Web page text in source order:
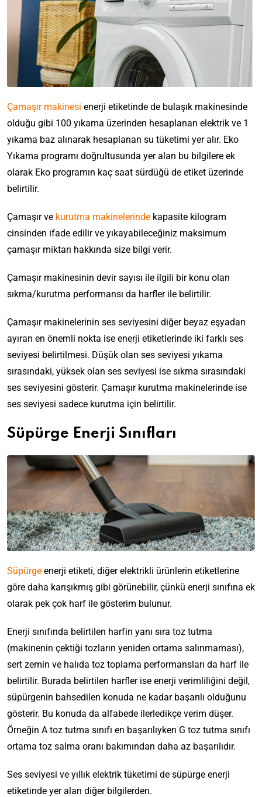
Çamaşır makinesi enerji etiketinde de bulaşık makinesinde
olduğu gibi 100 yıkama üzerinden hesaplanan elektrik ve 1
yıkama baz alınarak hesaplanan su tüketimi yer alır. Eko
Yıkama programı doğrultusunda yer alan bu bilgilere ek
olarak Eko programın kaç saat sürdüğü de etiket üzerinde
belirtilir.
Çamaşır ve kurutma makinelerinde kapasite kilogram
cinsinden ifade edilir ve yıkayabileceğiniz maksimum
çamaşır miktarı hakkında size bilgi verir.
Çamaşır makinesinin devir sayısı ile ilgili bir konu olan
sıkma/kurutma performansı da harfler ile belirtilir.
Çamaşır makinelerinin ses seviyesini diğer beyaz eşyadan
ayıran en önemli nokta ise enerji etiketlerinde iki farklı ses
seviyesi belirtilmesi. Düşük olan ses seviyesi yıkama
sırasındaki, yüksek olan ses seviyesi ise sıkma sırasındaki
ses seviyesini gösterir. Çamaşır kurutma makinelerinde ise
ses seviyesi sadece kurutma için belirtilir.
Süpürge Enerji Sınıfları
Süpürge enerji etiketi, diğer elektrikli ürünlerin etiketlerine
göre daha karışıkmış gibi görünebilir, çünkü enerji sınıfına ek
olarak pek çok harf ile gösterim bulunur.
Enerji sınıfında belirtilen harfin yanı sıra toz tutma
(makinenin çektiği tozların yeniden ortama salınmaması),
sert zemin ve halıda toz toplama performansları da harf ile
belirtilir. Burada belirtilen harfler ise enerji verimliliğini değil,
süpürgenin bahsedilen konuda ne kadar başarılı olduğunu
gösterir. Bu konuda da alfabede ilerledikçe verim düşer.
Örneğin A toz tutma sınıfı en başarılıyken G toz tutma sınıfı
ortama toz salma oranı bakımından daha az başarılıdır.
Ses seviyesi ve yıllık elektrik tüketimi de süpürge enerji
etiketinde yer alan diğer bilgilerden.